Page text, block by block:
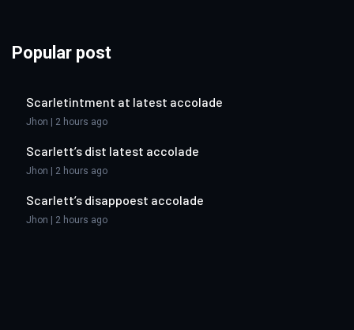
Popular post
Scarletintment at latest accolade
Jhon | 2 hours ago
Scarlett’s dist latest accolade
Jhon | 2 hours ago
Scarlett’s disappoest accolade
Jhon | 2 hours ago